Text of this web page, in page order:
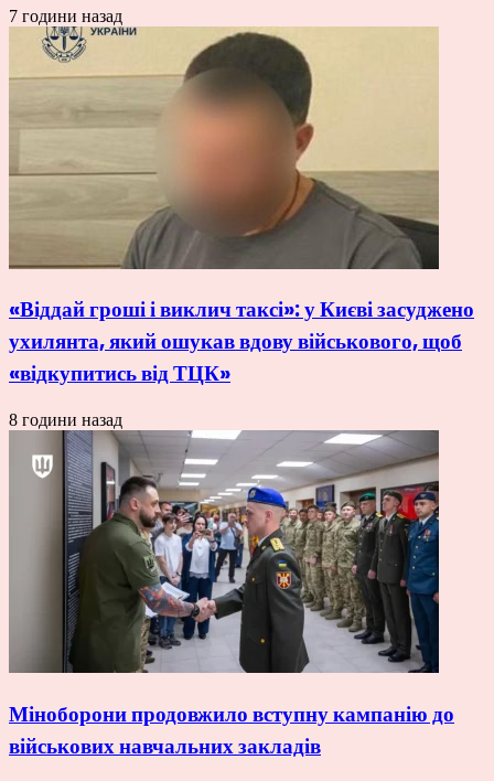
7 години назад
«Віддай гроші і виклич таксі»: у Києві засуджено
ухилянта, який ошукав вдову військового, щоб
«відкупитись від ТЦК»
8 години назад
Міноборони продовжило вступну кампанію до
військових навчальних закладів